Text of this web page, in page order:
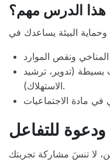
هذا الدرس مهم؟
بسيطة (تدوير، ترشيد
الاستهلاك).
للتفاعل
لا تنسَ مشاركة تجربتك